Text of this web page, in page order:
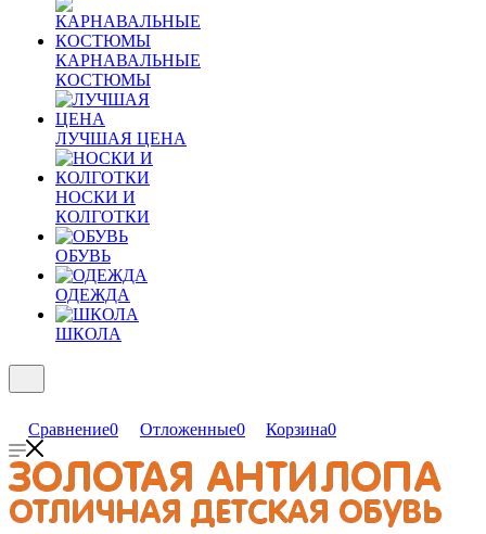
КАРНАВАЛЬНЫЕ
КОСТЮМЫ
ЛУЧШАЯ ЦЕНА
НОСКИ И
КОЛГОТКИ
ОБУВЬ
ОДЕЖДА
ШКОЛА
Сравнение0 Отложенные0 Корзина0